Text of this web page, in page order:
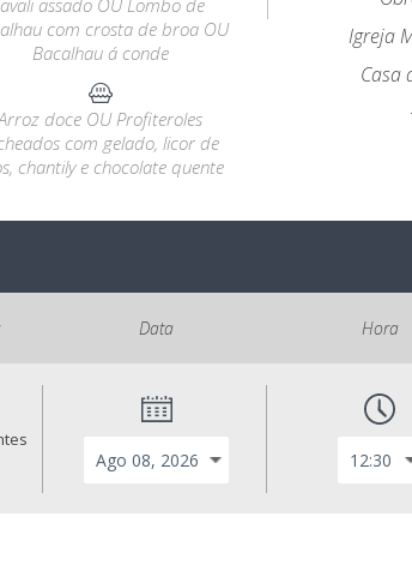
assado OU Lombo de
com crosta de broa OU
Bacalhau á conde
doce OU Profiteroles
com gelado, licor de
chantily e chocolate quente
Igreja
Casa
Data Hora